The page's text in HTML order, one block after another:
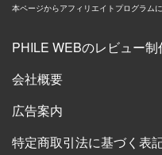
本ページからアフィリエイトプログラム
PHILE WEBのレビュー制
会社概要
広告案内
特定商取引法に基づく表